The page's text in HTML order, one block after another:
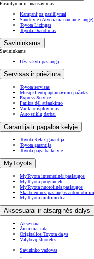
Pasiūlymai ir finansavimas
Kampanijos pasiūlymai
Sandėlyje (Atveriama naujame lange)
Toyota Lizingas
Toyota Draudimas
Savininkams
Savininkams
Užsisakyti paslaugą
Servisas ir priežiūra
Toyota servisas
Mūsų klientų aptarnavimo pažadas
Express Service
Patikra dėl atšaukimo
Variklio išplovimas
Auto stiklų darbai
Garantija ir pagalba kelyje
Toyota Relax garantija
Toyota garantija
Toyota pagalba kelyje
MyToyota
MyToyota internetinės paslaugos
MyToyota programėlė
MyToyota nuotolinės paslaugos
Skaitmeninės paslaugos automobiliui
MyToyota multimedija
Aksesuarai ir atsarginės dalys
Aksesuarai
Žieminiai ratai
Originalios Toyota dalys
Valytuvų šluotelės
Savininko vadovas